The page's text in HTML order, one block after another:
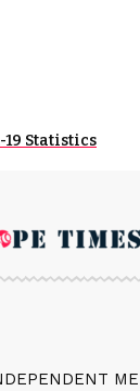
19 Statistics